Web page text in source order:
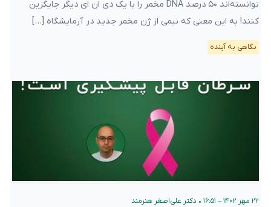
توانسته‌اند ۵۰ درصد DNA مخمر را با یک دی ان ای دیگر جایگزین
کنند! به این معنی که نیمی از ژن مخمر جدید در آزمایشگاه […]
نگاهی به آینده
۲۲ مهر ۱۴۰۲ – ۱۶:۵۱ • دکتر علی‌اصغر هنرمند